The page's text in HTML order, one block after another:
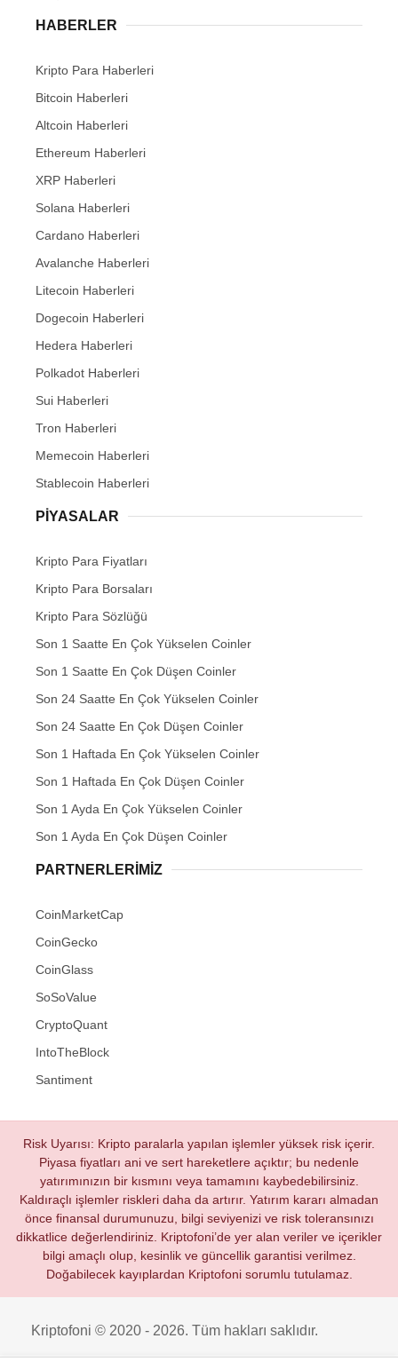
HABERLER
Kripto Para Haberleri
Bitcoin Haberleri
Altcoin Haberleri
Ethereum Haberleri
XRP Haberleri
Solana Haberleri
Cardano Haberleri
Avalanche Haberleri
Litecoin Haberleri
Dogecoin Haberleri
Hedera Haberleri
Polkadot Haberleri
Sui Haberleri
Tron Haberleri
Memecoin Haberleri
Stablecoin Haberleri
PIYASALAR
Kripto Para Fiyatları
Kripto Para Borsaları
Kripto Para Sözlüğü
Son 1 Saatte En Çok Yükselen Coinler
Son 1 Saatte En Çok Düşen Coinler
Son 24 Saatte En Çok Yükselen Coinler
Son 24 Saatte En Çok Düşen Coinler
Son 1 Haftada En Çok Yükselen Coinler
Son 1 Haftada En Çok Düşen Coinler
Son 1 Ayda En Çok Yükselen Coinler
Son 1 Ayda En Çok Düşen Coinler
PARTNERLERIMIZ
CoinMarketCap
CoinGecko
CoinGlass
SoSoValue
CryptoQuant
IntoTheBlock
Santiment
Risk Uyarısı: Kripto paralarla yapılan işlemler yüksek risk içerir.
Piyasa fiyatları ani ve sert hareketlere açıktır; bu nedenle
yatırımınızın bir kısmını veya tamamını kaybedebilirsiniz.
Kaldıraçlı işlemler riskleri daha da artırır. Yatırım kararı almadan
önce finansal durumunuzu, bilgi seviyenizi ve risk toleransınızı
dikkatlice değerlendiriniz. Kriptofoni’de yer alan veriler ve içerikler
bilgi amaçlı olup, kesinlik ve güncellik garantisi verilmez.
Doğabilecek kayıplardan Kriptofoni sorumlu tutulamaz.
Kriptofoni © 2020 - 2026. Tüm hakları saklıdır.